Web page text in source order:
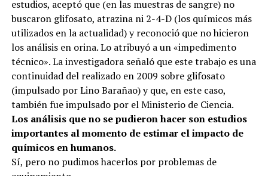
estudios, aceptó que (en las muestras de sangre) no
buscaron glifosato, atrazina ni 2-4-D (los químicos más
utilizados en la actualidad) y reconoció que no hicieron
los análisis en orina. Lo atribuyó a un «impedimento
técnico». La investigadora señaló que este trabajo es una
continuidad del realizado en 2009 sobre glifosato
(impulsado por Lino Barañao) y que, en este caso,
también fue impulsado por el Ministerio de Ciencia.
Los análisis que no se pudieron hacer son estudios
importantes al momento de estimar el impacto de
químicos en humanos.
Sí, pero no pudimos hacerlos por problemas de